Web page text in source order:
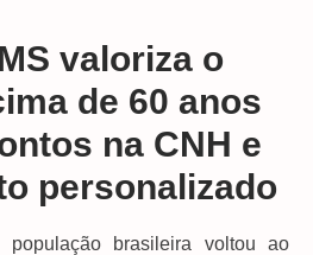
valoriza o
de 60 anos
na CNH e
personalizado
população brasileira voltou ao